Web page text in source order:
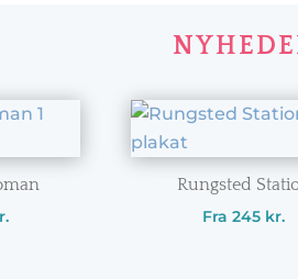
Rungsted
Fra245 kr.